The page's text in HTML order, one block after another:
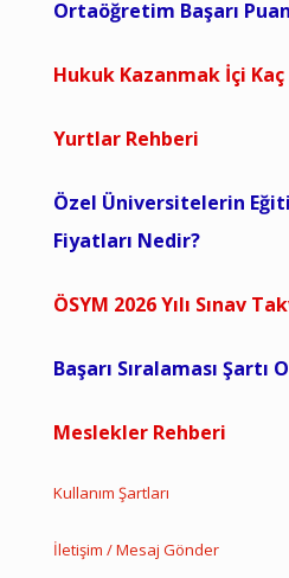
Ortaöğretim Başarı
Hukuk Kazanmak İçi
Yurtlar Rehberi
Özel Üniversitelerin
Fiyatları Nedir?
ÖSYM 2026 Yılı Sınav
Başarı Sıralaması Şartı
Meslekler Rehberi
Kullanım Şartları
İletişim / Mesaj Gönder